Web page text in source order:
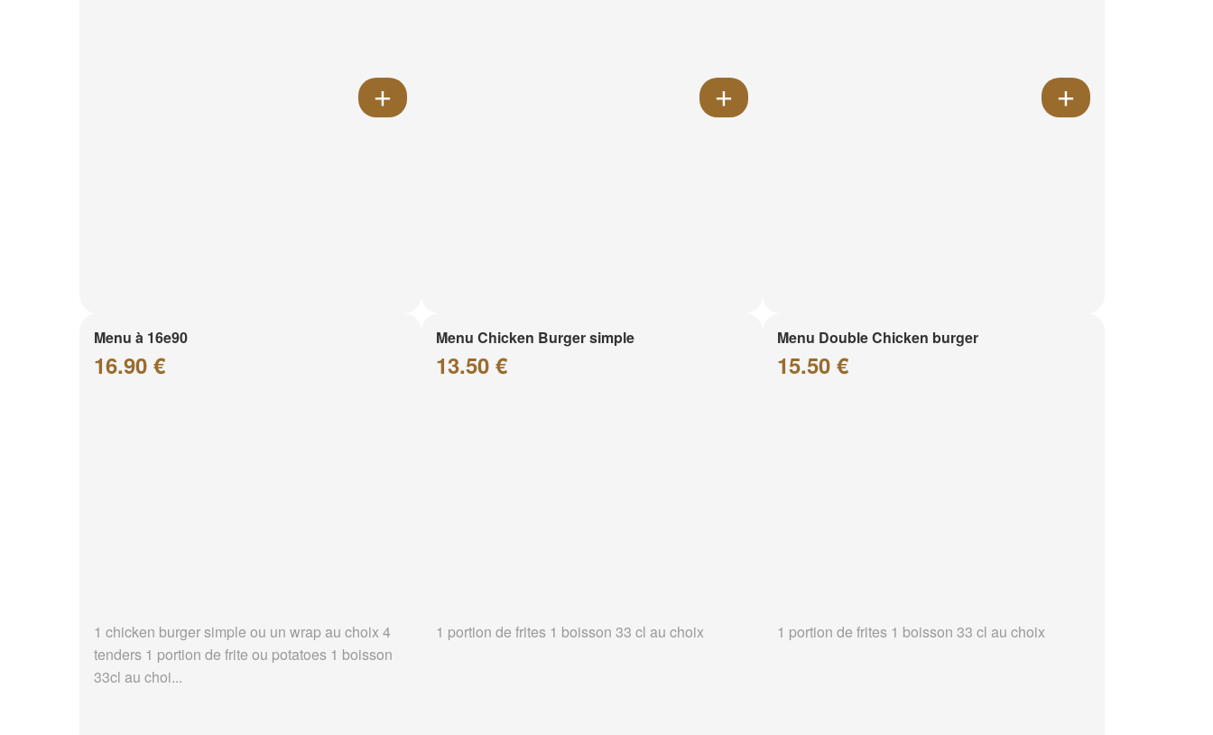
Menu à 16e90
16.90 €
1 chicken burger simple ou un wrap au choix 4
tenders 1 portion de frite ou potatoes 1 boisson
33cl au choi...
Menu Chicken Burger simple
13.50 €
1 portion de frites 1 boisson 33 cl au choix
Menu Double Chicken burger
15.50 €
1 portion de frites 1 boisson 33 cl au choix